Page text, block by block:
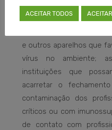
Já sobre as
exclusivas para
e outros aparelhos que
vírus no ambiente;
instituições que
acarretar o
contaminação dos
críticos ou com
de contato com
ACEITAR TODOS